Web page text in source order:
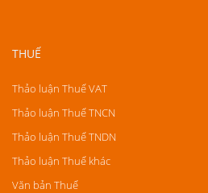
THUẾ
Thảo luận Thuế VAT
Thảo luận Thuế TNCN
Thảo luận Thuế TNDN
Thảo luận Thuế khác
Văn bản Thuế